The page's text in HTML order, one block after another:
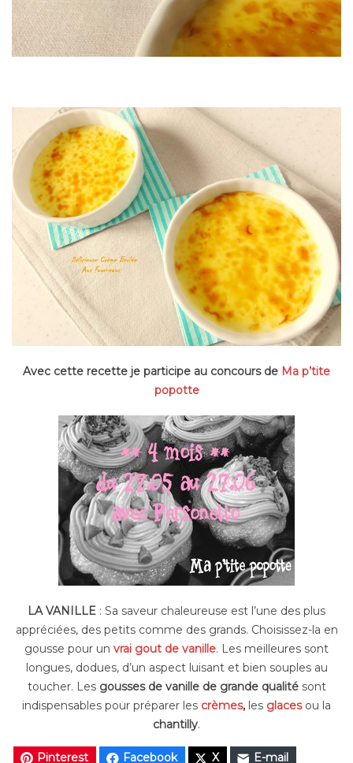
Avec cette recette je participe au concours de Ma p’tite
popotte
LA VANILLE : Sa saveur chaleureuse est l’une des plus
appréciées, des petits comme des grands. Choisissez-la en
gousse pour un vrai gout de vanille. Les meilleures sont
longues, dodues, d’un aspect luisant et bien souples au
toucher. Les gousses de vanille de grande qualitésont
indispensables pour préparer les crèmes, les glaces ou la
chantilly.
Pinterest Facebook X E-mail